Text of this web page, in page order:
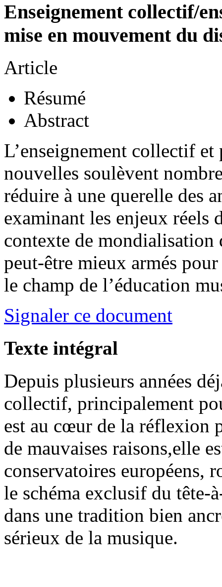
Enseignement collectif/
mise en mouvement du
Article
Résumé
Abstract
L’enseignement collectif et
nouvelles soulèvent
réduire à une querelle des
examinant les enjeux réels
contexte de mondialisation
peut-être mieux armés
le champ de l’éducation
Signaler ce document
Texte intégral
Depuis plusieurs années
collectif, principalement
est au cœur de la réflexion
de mauvaises raisons,elle
conservatoires européens,
le schéma exclusif du tête-
dans une tradition bien
sérieux de la musique.